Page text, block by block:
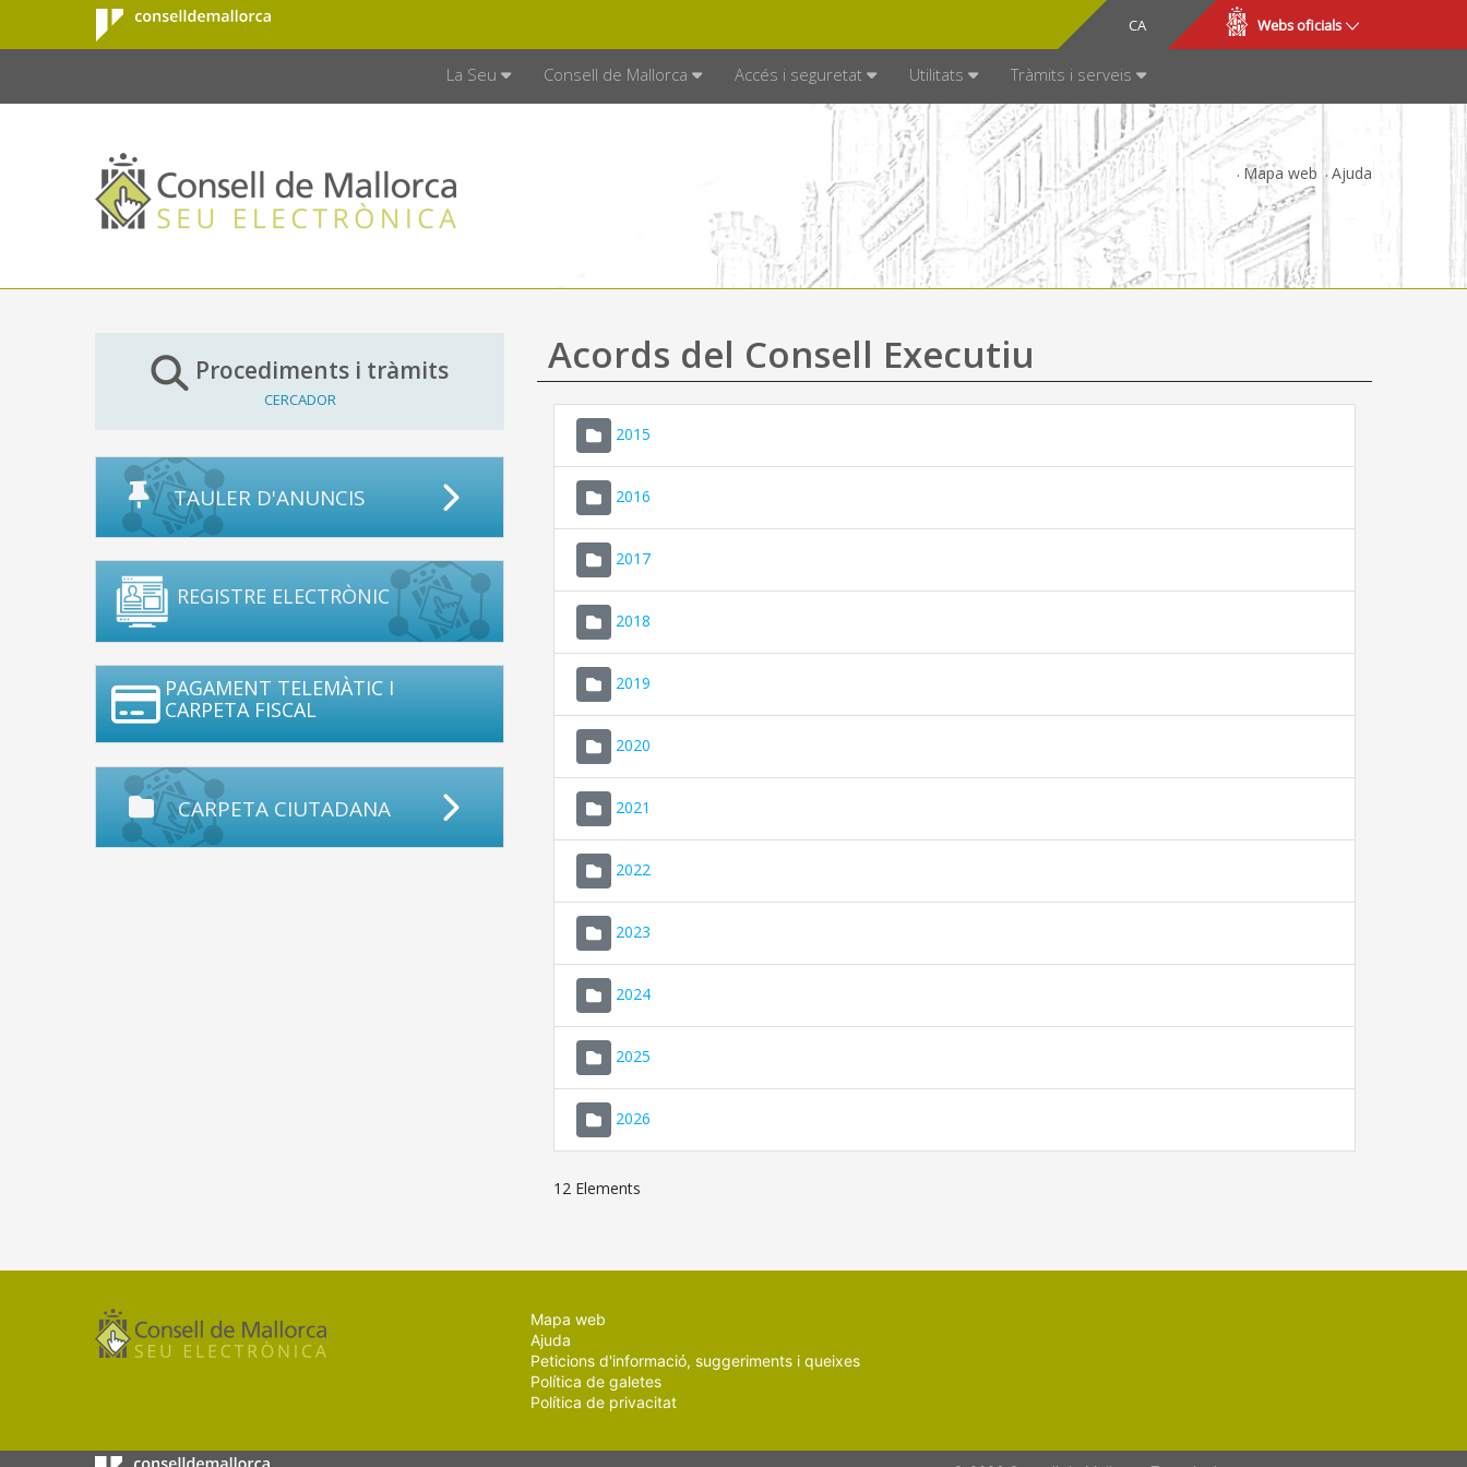
Salta al contingut principal
Consell de
Mallorca
CA
ES Webs oficials
La Seu Consell de Mallorca Accés i seguretat Utilitats Tràmits i serveis
Mapa web Ajuda
Procediments i tràmits
CERCADOR
TAULER D'ANUNCIS
REGISTRE ELECTRÒNIC
PAGAMENT TELEMÀTIC I
CARPETA FISCAL
CARPETA CIUTADANA
Acords del Consell Executiu
2015
2016
2017
2018
2019
2020
2021
2022
2023
2024
2025
2026
12 Elements
Mapa web
Ajuda
Peticions d'informació, suggeriments i queixes
Política de galetes
Política de privacitat